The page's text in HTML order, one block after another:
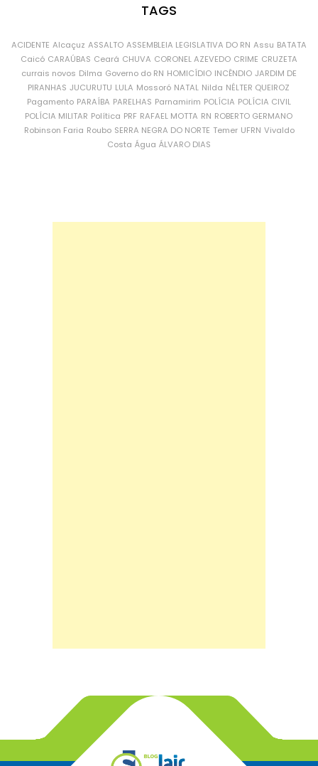
TAGS
ACIDENTE Alcaçuz ASSALTO ASSEMBLEIA LEGISLATIVA DO RN Assu BATATA
Caicó CARAÚBAS Ceará CHUVA CORONEL AZEVEDO CRIME CRUZETA
currais novos Dilma Governo do RN HOMICÍDIO INCÊNDIO JARDIM DE
PIRANHAS JUCURUTU LULA Mossoró NATAL Nilda NÉLTER QUEIROZ
Pagamento PARAÍBA PARELHAS Parnamirim POLÍCIA POLÍCIA CIVIL
POLÍCIA MILITAR Política PRF RAFAEL MOTTA RN ROBERTO GERMANO
Robinson Faria Roubo SERRA NEGRA DO NORTE Temer UFRN Vivaldo
Costa Água ÁLVARO DIAS